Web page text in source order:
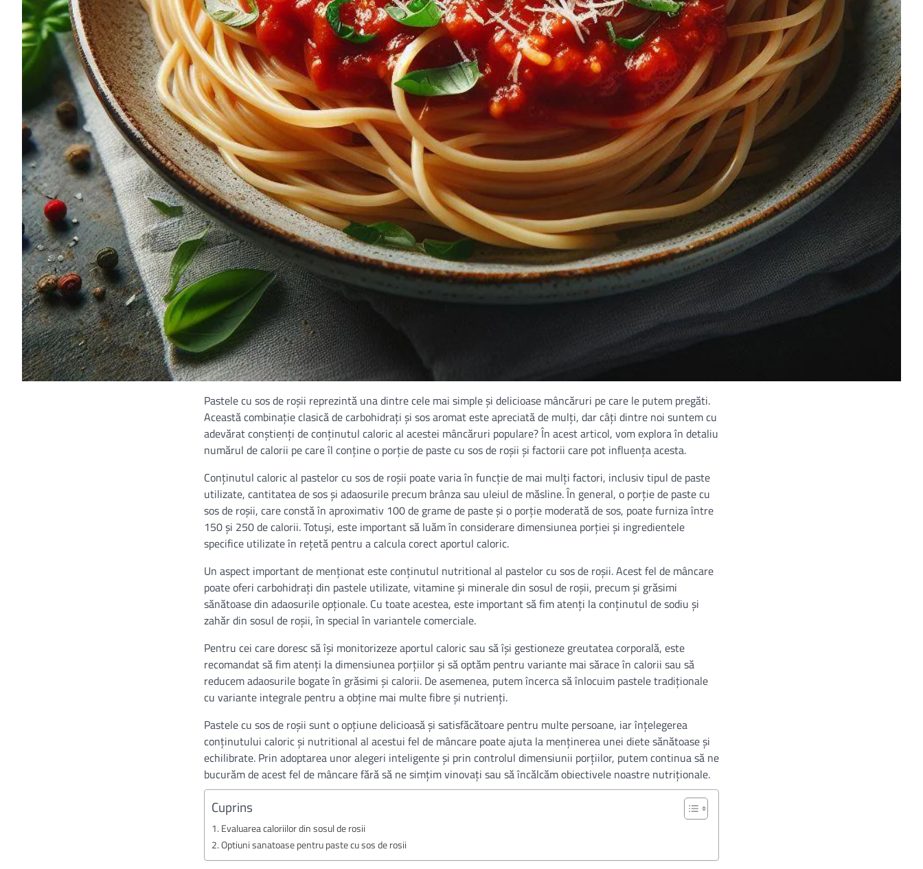
Pastele cu sos de roșii reprezintă una dintre cele mai simple și delicioase mâncăruri pe care le putem pregăti.
Această combinație clasică de carbohidrați și sos aromat este apreciată de mulți, dar câți dintre noi suntem cu
adevărat conștienți de conținutul caloric al acestei mâncăruri populare? În acest articol, vom explora în detaliu
numărul de calorii pe care îl conține o porție de paste cu sos de roșii și factorii care pot influența acesta.
Conținutul caloric al pastelor cu sos de roșii poate varia în funcție de mai mulți factori, inclusiv tipul de paste
utilizate, cantitatea de sos și adaosurile precum brânza sau uleiul de măsline. În general, o porție de paste cu
sos de roșii, care constă în aproximativ 100 de grame de paste și o porție moderată de sos, poate furniza între
150 și 250 de calorii. Totuși, este important să luăm în considerare dimensiunea porției și ingredientele
specifice utilizate în rețetă pentru a calcula corect aportul caloric.
Un aspect important de menționat este conținutul nutritional al pastelor cu sos de roșii. Acest fel de mâncare
poate oferi carbohidrați din pastele utilizate, vitamine și minerale din sosul de roșii, precum și grăsimi
sănătoase din adaosurile opționale. Cu toate acestea, este important să fim atenți la conținutul de sodiu și
zahăr din sosul de roșii, în special în variantele comerciale.
Pentru cei care doresc să își monitorizeze aportul caloric sau să își gestioneze greutatea corporală, este
recomandat să fim atenți la dimensiunea porțiilor și să optăm pentru variante mai sărace în calorii sau să
reducem adaosurile bogate în grăsimi și calorii. De asemenea, putem încerca să înlocuim pastele tradiționale
cu variante integrale pentru a obține mai multe fibre și nutrienți.
Pastele cu sos de roșii sunt o opțiune delicioasă și satisfăcătoare pentru multe persoane, iar înțelegerea
conținutului caloric și nutritional al acestui fel de mâncare poate ajuta la menținerea unei diete sănătoase și
echilibrate. Prin adoptarea unor alegeri inteligente și prin controlul dimensiunii porțiilor, putem continua să ne
bucurăm de acest fel de mâncare fără să ne simțim vinovați sau să încălcăm obiectivele noastre nutriționale.
Cuprins
Evaluarea caloriilor din sosul de rosii
Optiuni sanatoase pentru paste cu sos de rosii